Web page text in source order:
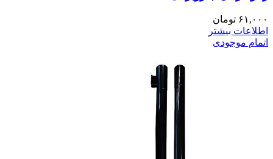
۶۱,۰۰۰ تومان
اطلاعات بیشتر
اتمام موجودی